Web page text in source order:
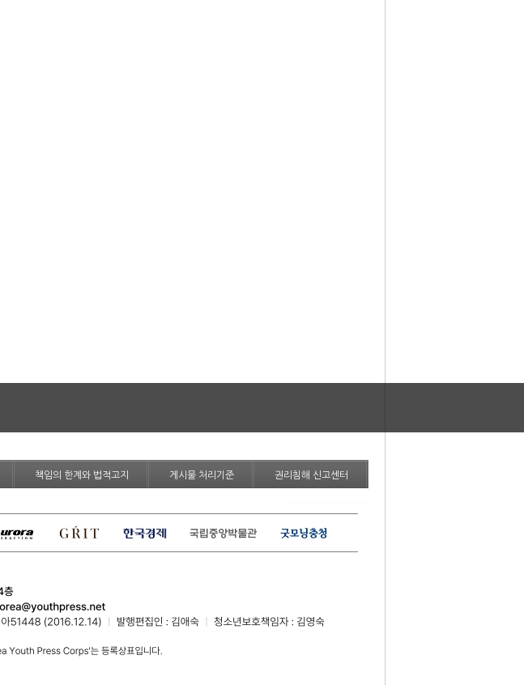
책임의 한계와 법적고지 게시물 처리기준 권리침해 신고센터